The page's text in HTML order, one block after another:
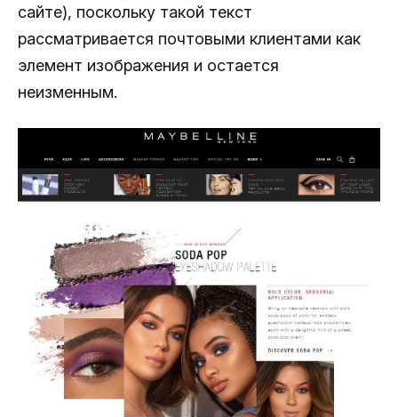
сайте), поскольку такой текст
рассматривается почтовыми клиентами как
элемент изображения и остается
неизменным.